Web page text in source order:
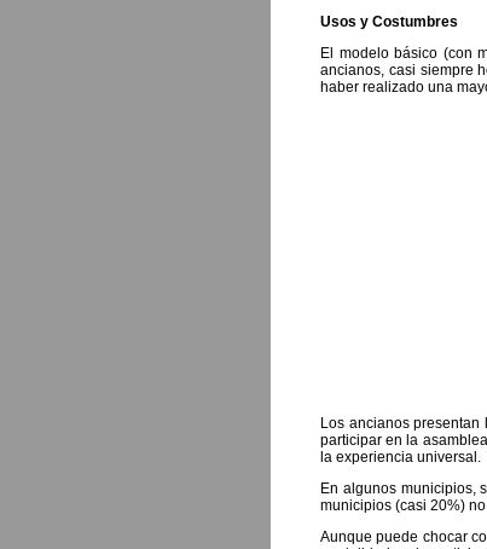
Usos y Costumbres
El modelo básico (con
ancianos, casi siempre
haber realizado una
Los ancianos
participar en la
la experiencia universal.
En algunos municipios,
municipios (casi 20%)
Aunque puede chocar